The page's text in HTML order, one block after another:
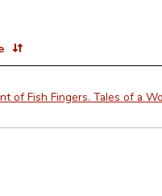
of Fish Fingers. Tales of a